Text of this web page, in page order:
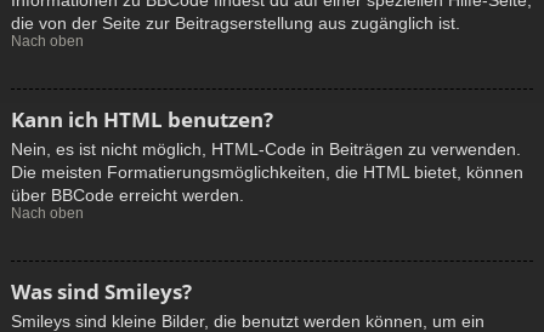
die von der Seite zur Beitragserstellung aus zugänglich ist.
Nach oben
Kann ich HTML benutzen?
Nein, es ist nicht möglich, HTML-Code in Beiträgen zu verwenden.
Die meisten Formatierungsmöglichkeiten, die HTML bietet, können
über BBCode erreicht werden.
Nach oben
Was sind Smileys?
Smileys sind kleine Bilder, die benutzt werden können, um ein